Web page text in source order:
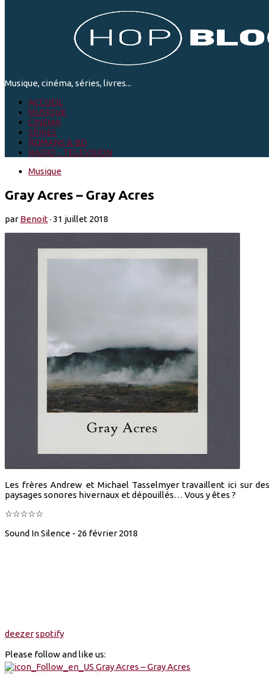
Musique, cinéma, séries, livres...
ACCUEIL
MUSIQUE
CINEMA
SÉRIES
ROMANS & BD
RADIO - TELEVISION
Musique
Gray Acres – Gray Acres
parBenoit· 31 juillet 2018
Les frères Andrew et Michael Tasselmyer travaillent ici sur
paysages sonores hivernaux et dépouillés… Vous y êtes ?
☆☆☆☆☆
Sound In Silence - 26 février 2018
deezerspotify
Please follow and like us: